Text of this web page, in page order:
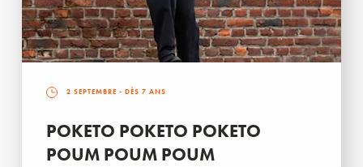
2 SEPTEMBRE - DÈS 7 ANS
POKETO POKETO POKETO
POUM POUM POUM